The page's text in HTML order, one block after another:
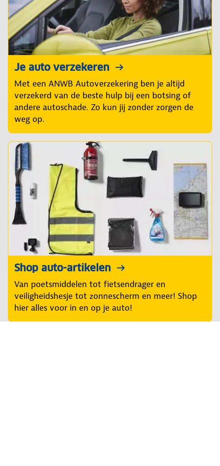
Je auto verzekeren
Met een ANWB Autoverzekering ben je altijd
verzekerd van de beste hulp bij een botsing of
andere autoschade. Zo kun jij zonder zorgen de
weg op.
Shop auto-artikelen
Van poetsmiddelen tot fietsendrager en
veiligheidshesje tot zonnescherm en meer! Shop
hier alles voor in en op je auto!